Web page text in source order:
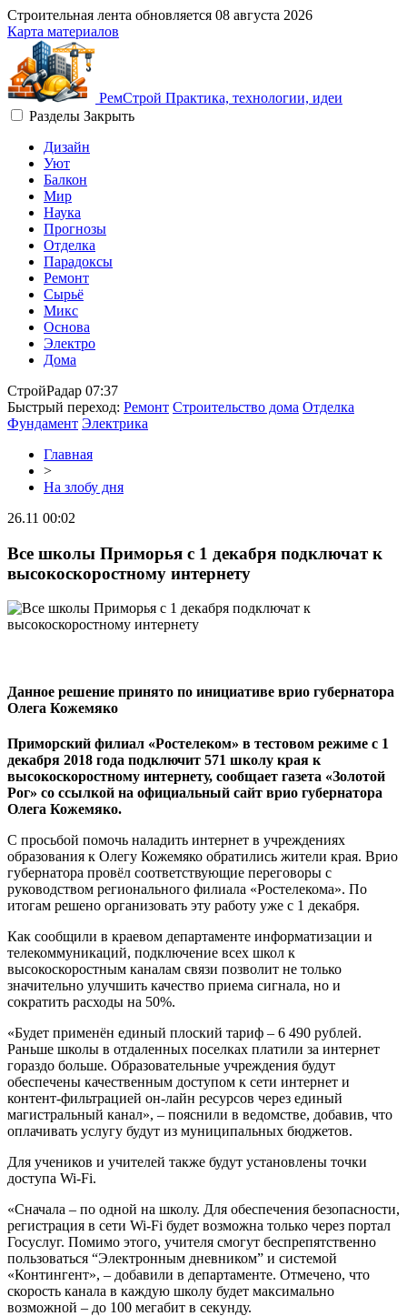
Строительная лента обновляется 08 августа 2026
Карта материалов
РемСтрой Практика, технологии, идеи
Разделы Закрыть
Дизайн
Уют
Балкон
Мир
Наука
Прогнозы
Отделка
Парадоксы
Ремонт
Сырьё
Микс
Основа
Электро
Дома
СтройРадар 07:37
Быстрый переход: Ремонт Строительство дома Отделка
Фундамент Электрика
Главная
>
На злобу дня
26.11 00:02
Все школы Приморья с 1 декабря подключат к
высокоскоростному интернету
Данное решение принято по инициативе врио губернатора
Олега Кожемяко
Приморский филиал «Ростелеком» в тестовом режиме с 1
декабря 2018 года подключит 571 школу края к
высокоскоростному интернету, сообщает газета «Золотой
Рог» со ссылкой на официальный сайт врио губернатора
Олега Кожемяко.
С просьбой помочь наладить интернет в учреждениях
образования к Олегу Кожемяко обратились жители края. Врио
губернатора провёл соответствующие переговоры с
руководством регионального филиала «Ростелекома». По
итогам решено организовать эту работу уже с 1 декабря.
Как сообщили в краевом департаменте информатизации и
телекоммуникаций, подключение всех школ к
высокоскоростным каналам связи позволит не только
значительно улучшить качество приема сигнала, но и
сократить расходы на 50%.
«Будет применён единый плоский тариф – 6 490 рублей.
Раньше школы в отдаленных поселках платили за интернет
гораздо больше. Образовательные учреждения будут
обеспечены качественным доступом к сети интернет и
контент-фильтрацией он-лайн ресурсов через единый
магистральный канал», – пояснили в ведомстве, добавив, что
оплачивать услугу будут из муниципальных бюджетов.
Для учеников и учителей также будут установлены точки
доступа Wi-Fi.
«Сначала – по одной на школу. Для обеспечения безопасности,
регистрация в сети Wi-Fi будет возможна только через портал
Госуслуг. Помимо этого, учителя смогут беспрепятственно
пользоваться “Электронным дневником” и системой
«Контингент», – добавили в департаменте. Отмечено, что
скорость канала в каждую школу будет максимально
возможной – до 100 мегабит в секунду.